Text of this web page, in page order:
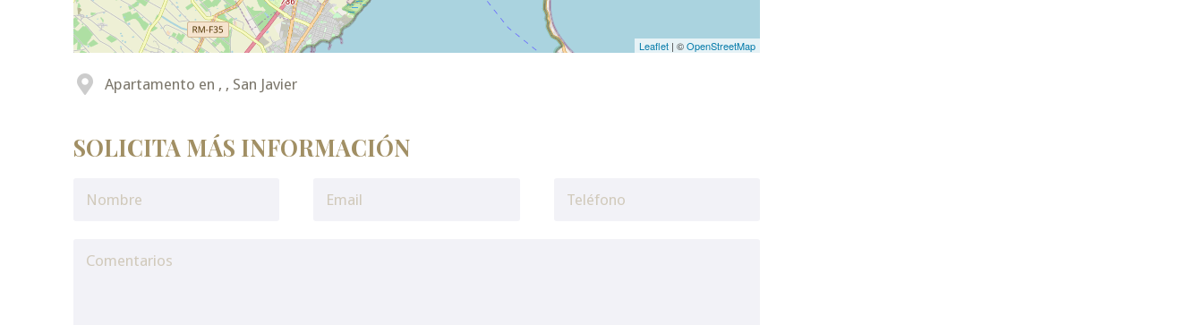
Leaflet | ©OpenStreetMap
Apartamento en , , San Javier
SOLICITA MÁS INFORMACIÓN